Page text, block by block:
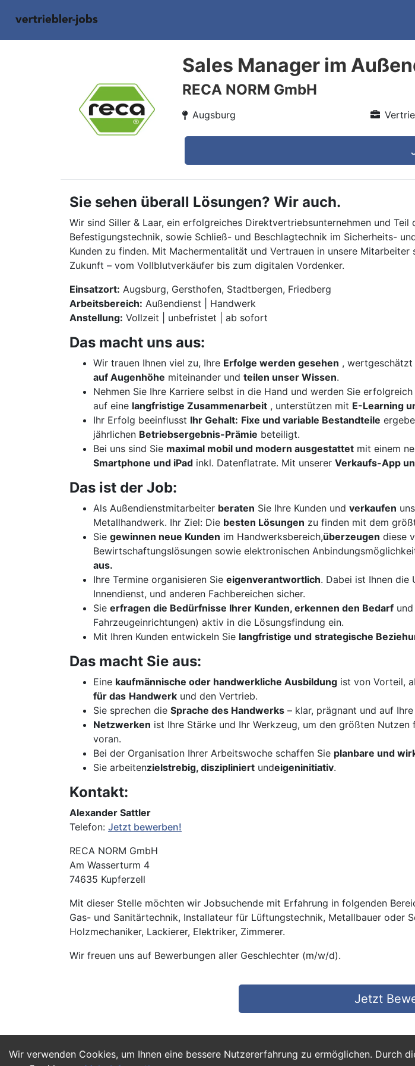
Wir verwenden Cookies, um Ihnen eine bessere Nutzererfahrung zu ermöglichen. Durch
Sales Manager im
RECA NORM GmbH
Augsburg
Sie sehen überall Lösungen? Wir auch.
Wir sind Siller & Laar, ein erfolgreiches Direktvertriebsunternehmen und Teil
Befestigungstechnik, sowie Schließ- und Beschlagtechnik im Sicherheits-
Kunden zu finden. Mit Machermentalität und Vertrauen in unsere
Zukunft – vom Vollblutverkäufer bis zum digitalen Vordenker.
Einsatzort: Augsburg, Gersthofen, Stadtbergen, Friedberg
Arbeitsbereich: Außendienst | Handwerk
Anstellung: Vollzeit | unbefristet | ab sofort
Das macht uns aus:
Wir trauen Ihnen viel zu, Ihre Erfolge werden gesehen , wertgeschätzt
auf Augenhöhe miteinander und teilen unser Wissen.
Nehmen Sie Ihre Karriere selbst in die Hand und werden Sie
auf eine langfristige Zusammenarbeit , unterstützen mit E-Learning
Ihr Erfolg beeinflusst Ihr Gehalt: Fixe und variable Bestandteile
jährlichen Betriebsergebnis-Prämie beteiligt.
Bei uns sind Sie maximal mobil und modern ausgestattet mit einem
Smartphone und iPad inkl. Datenflatrate. Mit unserer Verkaufs-App
Das ist der Job:
Als Außendienstmitarbeiter beraten Sie Ihre Kunden und verkaufen
Metallhandwerk. Ihr Ziel: Die besten Lösungen zu finden mit dem
Sie gewinnen neue Kunden im Handwerksbereich,überzeugen diese
Bewirtschaftungslösungen sowie elektronischen
aus.
Ihre Termine organisieren Sie eigenverantwortlich. Dabei ist Ihnen die
Innendienst, und anderen Fachbereichen sicher.
Sie erfragen die Bedürfnisse Ihrer Kunden, erkennen den Bedarf
Fahrzeugeinrichtungen) aktiv in die Lösungsfindung ein.
Mit Ihren Kunden entwickeln Sie langfristige und strategische
Das macht Sie aus:
Eine kaufmännische oder handwerkliche Ausbildung ist von Vorteil,
für das Handwerk und den Vertrieb.
Sie sprechen die Sprache des Handwerks – klar, prägnant und auf
Netzwerken ist Ihre Stärke und Ihr Werkzeug, um den größten
voran.
Bei der Organisation Ihrer Arbeitswoche schaffen Sie planbare und
Sie arbeitenzielstrebig, diszipliniert undeigeninitiativ.
Kontakt:
Alexander Sattler
Telefon: Jetzt bewerben!
RECA NORM GmbH
Am Wasserturm 4
74635 Kupferzell
Mit dieser Stelle möchten wir Jobsuchende mit Erfahrung in folgenden
Gas- und Sanitärtechnik, Installateur für Lüftungstechnik, Metallbauer oder
Holzmechaniker, Lackierer, Elektriker, Zimmerer.
Wir freuen uns auf Bewerbungen aller Geschlechter (m/w/d).
Jetzt